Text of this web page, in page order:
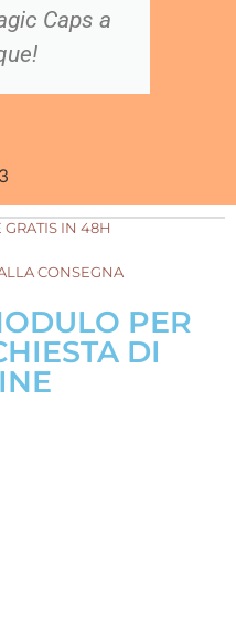
Caps a
3
IN 48H
CONSEGNA
PER
DI